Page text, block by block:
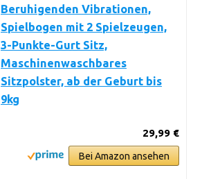
Beruhigenden Vibrationen,
Spielbogen mit 2 Spielzeugen,
3-Punkte-Gurt Sitz,
Maschinenwaschbares
Sitzpolster, ab der Geburt bis
9kg
29,99 €
Bei Amazon ansehen